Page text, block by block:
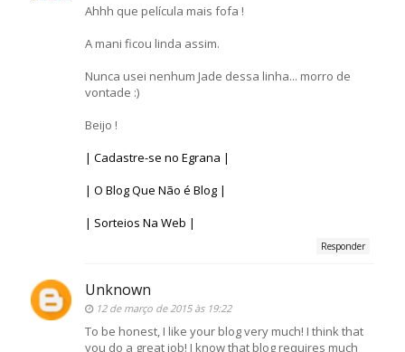
Ahhh que película mais fofa !
A mani ficou linda assim.
Nunca usei nenhum Jade dessa linha... morro de
vontade :)
Beijo !
| Cadastre-se no Egrana |
| O Blog Que Não é Blog |
| Sorteios Na Web |
Responder
Unknown
12 de março de 2015 às 19:22
To be honest, I like your blog very much! I think that
you do a great job! I know that blog requires much